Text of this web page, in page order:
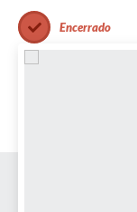
Carta de Serviços
Obras
Encerrado